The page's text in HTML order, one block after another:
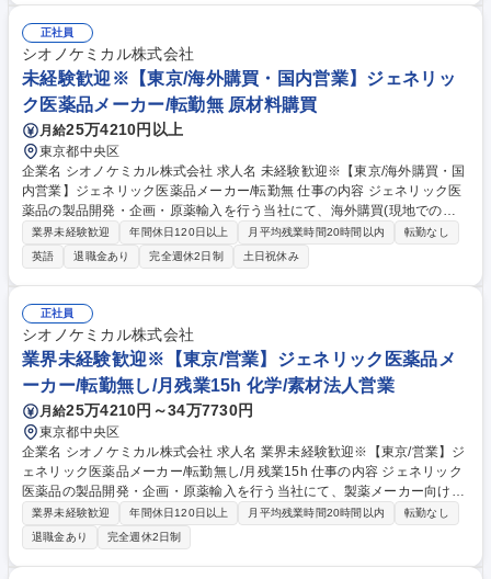
担当エリアの販売計数管理 (4)取引先との技術説明・導入提案 (5)海外パー
トナーとの英語を用いた交渉・連携。 ★入社後は特薬営業グループ（14
名）に配属。ジョブローテーションにより、希望や適性に応じて国内外の
開発業務にも挑戦できるキャリアパスがあります。 募集職種 【東京/農薬
営業】国内外を担当/プライム上場の内資製薬メーカー
正社員
シオノケミカル株式会社
未経験歓迎※【東京/海外購買・国内営業】ジェネリッ
ク医薬品メーカー/転勤無 原材料購買
月給25万4210円以上
東京都中央区
企業名 シオノケミカル株式会社 求人名 未経験歓迎※【東京/海外購買・国
内営業】ジェネリック医薬品メーカー/転勤無 仕事の内容 ジェネリック医
薬品の製品開発・企画・原薬輸入を行う当社にて、海外購買(現地での買
い付けや新規買い付け先の開拓)や国内営業(輸入した製品の国内販売先と
の橋渡しなど)をご担当いただきます。 国内・海外の得意先(メーカーや工
場)を訪問し、仕入や営業活動を行いま す。技術資料の翻訳や取引先との
コレポンも担当いただきます。 ・海外取引先とのコレポン(英語、他言語
も考慮) ・国内、海外得意先への営業活動(取引国はアジア・欧州など) ・
技術資料等の翻訳 ・医薬品等の輸出入に携わる事務サポート 募集職種 未
経験歓迎※【東京/海外購買・国内営業】ジェネリック医薬品メーカー/転
勤無
業界未経験歓迎 年間休日120日以上 月平均残業時間20時間以内
転勤なし
英語
退職金あり 完全週休2日制 土日祝休み
正社員
シオノケミカル株式会社
業界未経験歓迎※【東京/営業】ジェネリック医薬品メ
ーカー/転勤無し/月残業15h 化学/素材法人営業
月給25万4210円～34万7730円
東京都中央区
企業名 シオノケミカル株式会社 求人名 業界未経験歓迎※【東京/営業】ジ
ェネリック医薬品メーカー/転勤無し/月残業15h 仕事の内容 ジェネリック
医薬品の製品開発・企画・原薬輸入を行う当社にて、製薬メーカー向けに
ジェネリック医薬品の販売の営業業務をご担当いただきます。 ・製薬メー
カーに対して同社にてジェネリック医薬品を製造できるよう、受注活動を
担う企画提案営業業務をご担当いただきます。また、自社開発したジェネ
リック医薬品も製薬メーカーに対して販売いたします。 ・既存取引先への
業界未経験歓迎 年間休日120日以上 月平均残業時間20時間以内
転勤なし
退職金あり
完全週休2日制